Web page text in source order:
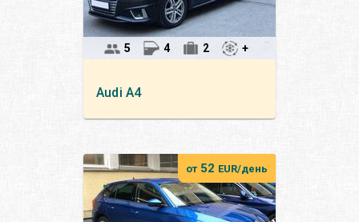
Audi A4
5 4 2 +
от 52 EUR/день